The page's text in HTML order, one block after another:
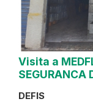
Visita a
SEGURANCA
DEFIS